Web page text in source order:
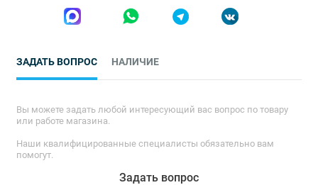
ЗАДАТЬ ВОПРОС НАЛИЧИЕ
Вы можете задать любой интересующий вас вопрос по товару
или работе магазина.
Наши квалифицированные специалисты обязательно вам
помогут.
Задать вопрос